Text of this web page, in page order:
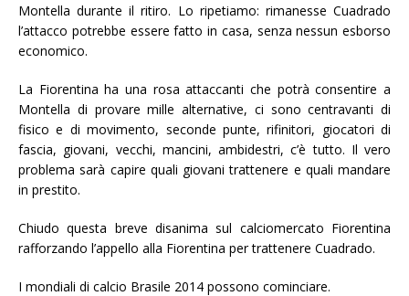
Montella durante il ritiro. Lo ripetiamo: rimanesse Cuadrado
l’attacco potrebbe essere fatto in casa, senza nessun esborso
economico.
La Fiorentina ha una rosa attaccanti che potrà consentire a
Montella di provare mille alternative, ci sono centravanti di
fisico e di movimento, seconde punte, rifinitori, giocatori di
fascia, giovani, vecchi, mancini, ambidestri, c’è tutto. Il vero
problema sarà capire quali giovani trattenere e quali mandare
in prestito.
Chiudo questa breve disanima sul calciomercato Fiorentina
rafforzando l’appello alla Fiorentina per trattenere Cuadrado.
I mondiali di calcio Brasile 2014 possono cominciare.